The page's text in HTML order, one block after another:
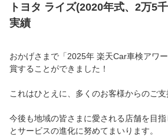
トヨタ ライズ(2020年式、2万5
実績
おかげさまで「2025年 楽天Car車検アワ
賞することができました！
これはひとえに、多くのお客様からのご支
今後も地域の皆さまに愛される店舗を目
とサービスの進化に努めてまいります。